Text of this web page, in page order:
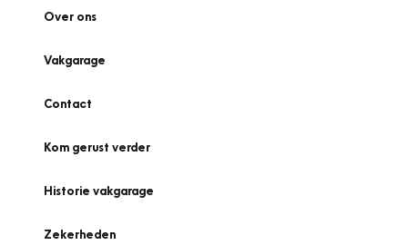
Over ons
Vakgarage
Contact
Kom gerust verder
Historie vakgarage
Zekerheden